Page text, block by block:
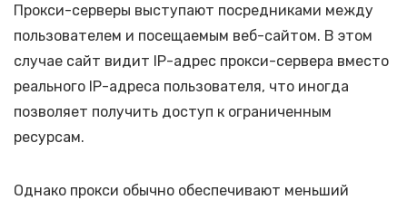
Прокси-серверы выступают посредниками между
пользователем и посещаемым веб-сайтом. В этом
случае сайт видит IP-адрес прокси-сервера вместо
реального IP-адреса пользователя, что иногда
позволяет получить доступ к ограниченным
ресурсам.
Однако прокси обычно обеспечивают меньший